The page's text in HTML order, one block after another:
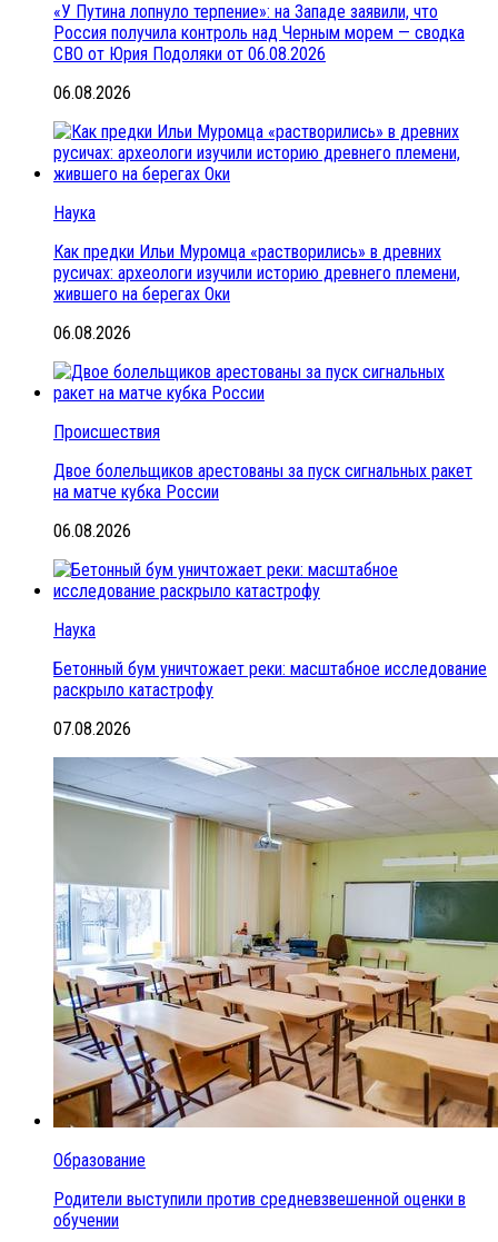
«У Путина лопнуло терпение»: на Западе заявили, что
Россия получила контроль над Черным морем — сводка
СВО от Юрия Подоляки от 06.08.2026
06.08.2026
Наука
Как предки Ильи Муромца «растворились» в древних
русичах: археологи изучили историю древнего племени,
жившего на берегах Оки
06.08.2026
Происшествия
Двое болельщиков арестованы за пуск сигнальных ракет
на матче кубка России
06.08.2026
Наука
Бетонный бум уничтожает реки: масштабное исследование
раскрыло катастрофу
07.08.2026
Образование
Родители выступили против средневзвешенной оценки в
обучении